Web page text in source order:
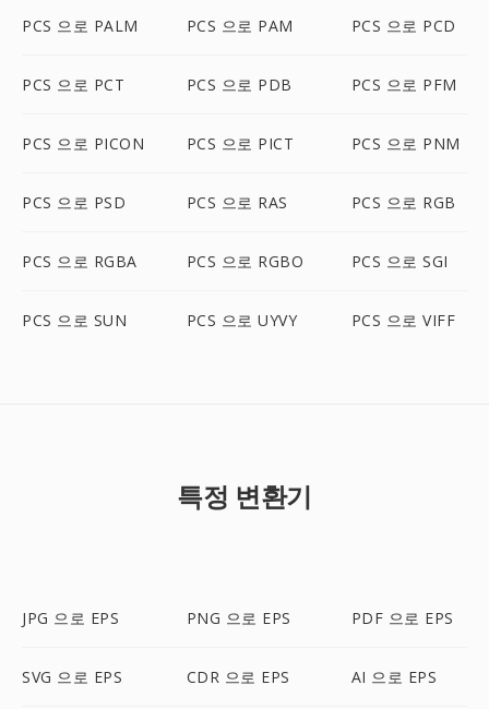
PCS 으로 PALM PCS 으로 PAM PCS 으로 PCD
PCS 으로 PCT PCS 으로 PDB PCS 으로 PFM
PCS 으로 PICON PCS 으로 PICT PCS 으로 PNM
PCS 으로 PSD PCS 으로 RAS PCS 으로 RGB
PCS 으로 RGBA PCS 으로 RGBO PCS 으로 SGI
PCS 으로 SUN PCS 으로 UYVY PCS 으로 VIFF
특정 변환기
JPG 으로 EPS PNG 으로 EPS PDF 으로 EPS
SVG 으로 EPS CDR 으로 EPS AI 으로 EPS